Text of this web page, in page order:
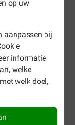
op uw
aanpassen bij
informatie
welke
welk doel,
of zogende
een gezonde
kattenvoer is
gesteriliseerde
een graanvrije
metHill's Kitten
om de